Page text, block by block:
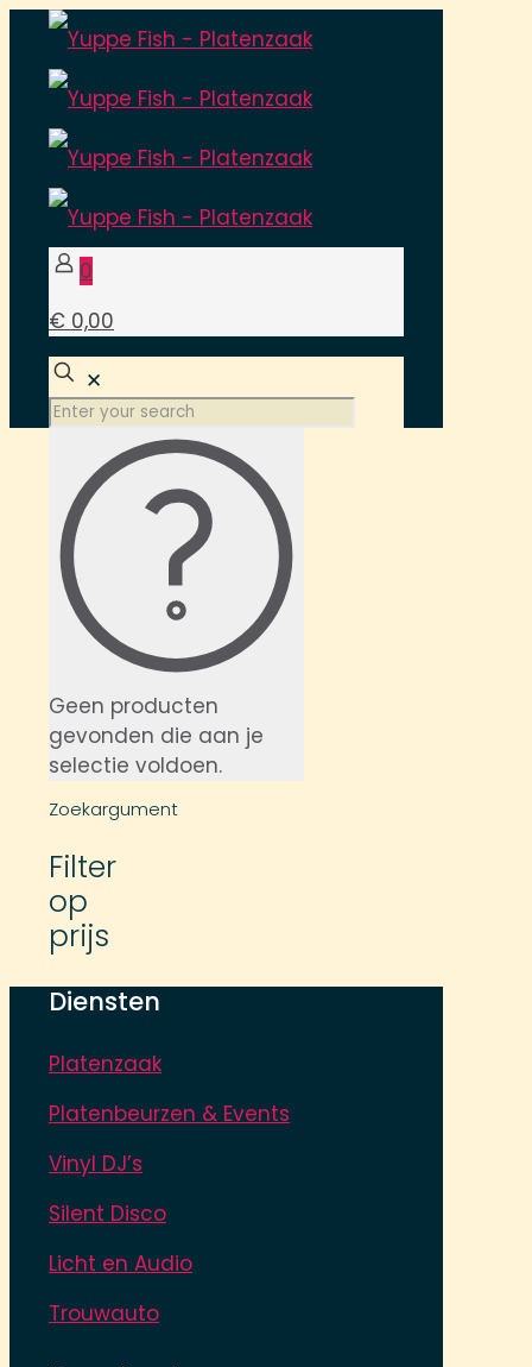
0
€ 0,00
✕
Geen producten
gevonden die aan je
selectie voldoen.
Zoekargument
Filter
op
prijs
Diensten
Platenzaak
Platenbeurzen & Events
Vinyl DJ’s
Silent Disco
Licht en Audio
Trouwauto